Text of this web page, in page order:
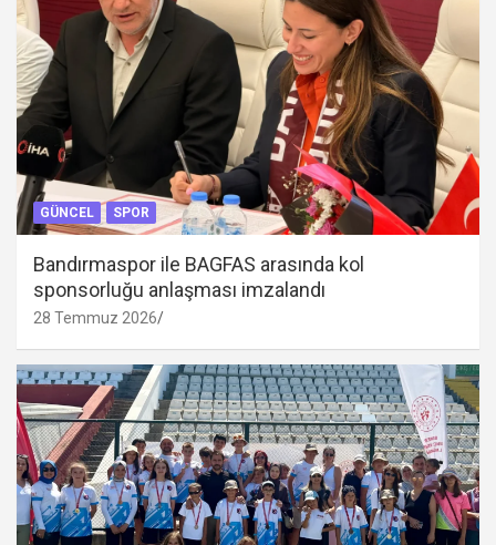
GÜNCEL SPOR
Bandırmaspor ile BAGFAS arasında kol
sponsorluğu anlaşması imzalandı
28 Temmuz 2026